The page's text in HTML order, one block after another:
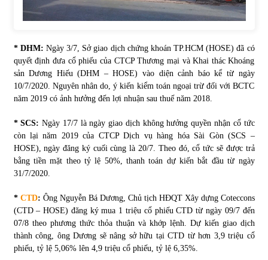
Tiền gửi vào ngân hàng tiếp tục tăng mạnh
S&P Ratings cập nhật xếp hạng tín nhiệm của
Vietcombank và Eximbank
31/05/2022
Chứng khoán ngày 30/5/2022: Top 10 cổ phiếu nổi bật
31/05/2022
09/11/2021
Chứng khoán ngày 12/10/2021: Top 10 cổ phiếu nổi bật
13/10/2021
* DHM: Ngày 3/7, Sở giao dịch chứng khoán TP.HCM (HOSE) đã có
quyết định đưa cổ phiếu của CTCP Thương mại và Khai thác Khoáng
sản Dương Hiếu (DHM – HOSE) vào diện cảnh báo kể từ ngày
10/7/2020. Nguyên nhân do, ý kiến kiểm toán ngoại trừ đối với BCTC
năm 2019 có ảnh hưởng đến lợi nhuận sau thuế năm 2018.
* SCS: Ngày 17/7 là ngày giao dịch không hưởng quyền nhận cổ tức
còn lại năm 2019 của CTCP Dịch vụ hàng hóa Sài Gòn (SCS –
HOSE), ngày đăng ký cuối cùng là 20/7. Theo đó, cổ tức sẽ được trả
bằng tiền mặt theo tỷ lệ 50%, thanh toán dự kiến bắt đầu từ ngày
31/7/2020.
* CTD: Ông Nguyễn Bá Dương, Chủ tịch HĐQT Xây dựng Coteccons
(CTD – HOSE) đăng ký mua 1 triệu cổ phiếu CTD từ ngày 09/7 đến
07/8 theo phương thức thỏa thuận và khớp lệnh. Dự kiến giao dịch
thành công, ông Dương sẽ nâng sở hữu tại CTD từ hơn 3,9 triệu cổ
phiếu, tỷ lệ 5,06% lên 4,9 triệu cổ phiếu, tỷ lệ 6,35%.